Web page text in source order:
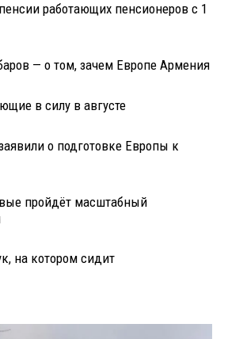
работающих пенсионеров с 1
— о том, зачем Европе Армения
в силу в августе
о подготовке Европы к
пройдёт масштабный
на котором сидит